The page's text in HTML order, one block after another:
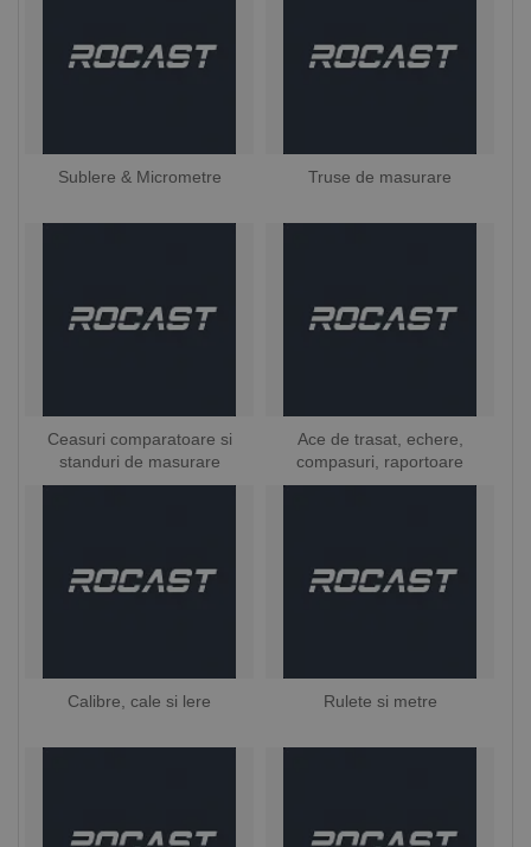
Sublere & Micrometre Truse de masurare
Ceasuri comparatoare si
standuri de masurare
Ace de trasat, echere,
compasuri, raportoare
Calibre, cale si lere Rulete si metre